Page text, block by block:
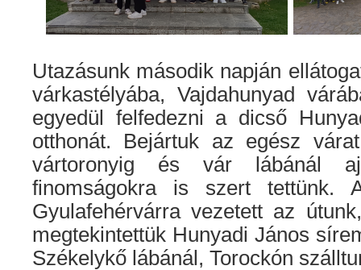
Utazásunk második napján
várkastélyába, Vajdahunyad
egyedül felfedezni a dicső
otthonát. Bejártuk az egész
vártoronyig és vár lábánál
finomságokra is szert tettünk.
Gyulafehérvárra vezetett az
megtekintettük Hunyadi János
Székelykő lábánál, Torockón